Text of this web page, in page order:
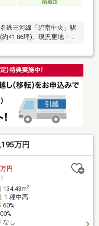
南道路
鉄三河線「碧南中央」駅
41.86坪)、現況更地・接
ーパー「カネスエ碧南幸
ン碧南日進町2丁目店 徒歩
分(約550m)※契約にあたっ
ご希望の住まい探しをお
万円
万円
134.43m2
１種中高
60%
なし